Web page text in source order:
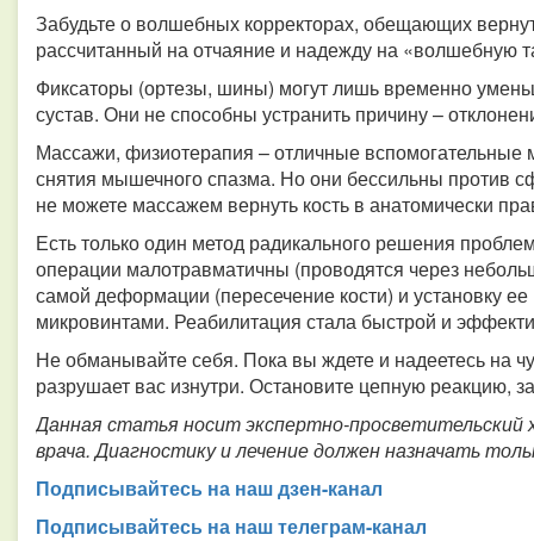
Забудьте о волшебных корректорах, обещающих
рассчитанный на отчаяние и надежду на «волшебную
Фиксаторы (ортезы, шины) могут лишь временно
сустав. Они не способны устранить причину –
Массажи, физиотерапия – отличные
снятия мышечного спазма. Но они бессильны против
не можете массажем вернуть кость в анатомически
Есть только один метод радикального решения
операции малотравматичны (проводятся через
самой деформации (пересечение кости) и установку
микровинтами. Реабилитация стала быстрой и
Не обманывайте себя. Пока вы ждете и надеетесь на
разрушает вас изнутри. Остановите цепную реакцию,
Данная статья носит экспертно-
врача. Диагностику и лечение должен назначать
Подписывайтесь на наш дзен-канал
Подписывайтесь на наш телеграм-канал